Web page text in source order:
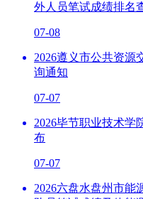
外人员笔试成绩排名
07-08
2026遵义市公共资源
询通知
07-07
2026毕节职业技术学
布
07-07
2026六盘水盘州市能